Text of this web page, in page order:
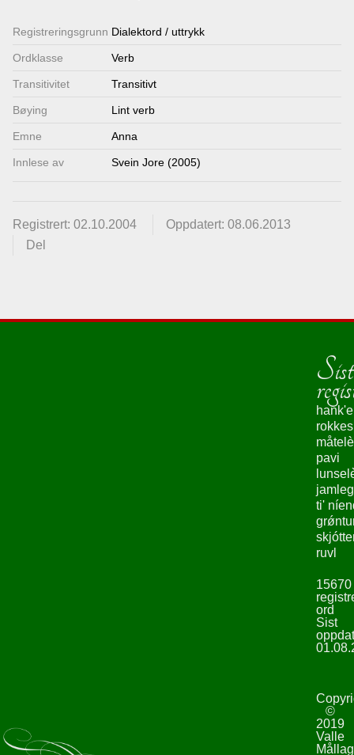
Registrerings­grunn Dialektord / uttrykk
Ordklasse Verb
Transitivitet Transitivt
Bøying Lint verb
Emne Anna
Innlese av Svein Jore (2005)
Registrert: 02.10.2004
Oppdatert: 08.06.2013
Del
hank'e
pavi
ti'
ruvl
15670
ord
Sist
©
2019
Valle
Mållag